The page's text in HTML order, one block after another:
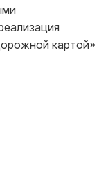
картой»